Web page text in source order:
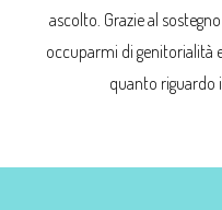
ascolto. Grazie al
occuparmi di genitorialità
quanto riguardo